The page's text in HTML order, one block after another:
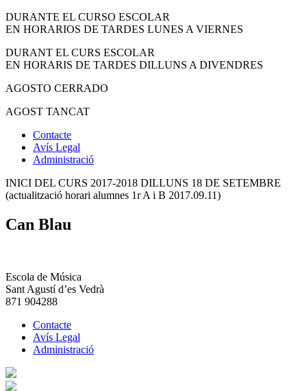
DURANTE EL CURSO ESCOLAR
EN HORARIOS DE TARDES LUNES A VIERNES
DURANT EL CURS ESCOLAR
EN HORARIS DE TARDES DILLUNS A DIVENDRES
AGOSTO CERRADO
AGOST TANCAT
Contacte
Avís Legal
Administració
INICI DEL CURS 2017-2018 DILLUNS 18 DE SETEMBRE
(actualització horari alumnes 1r A i B 2017.09.11)
Can Blau
Escola de Música
Sant Agustí d’es Vedrà
871 904288
Contacte
Avís Legal
Administració